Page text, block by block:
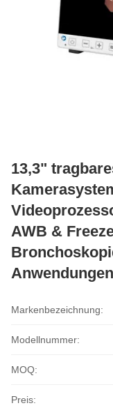
13,3"
AWB &
Anwendungen
Markenbezeichnung:
Modellnummer:
MOQ:
Preis: